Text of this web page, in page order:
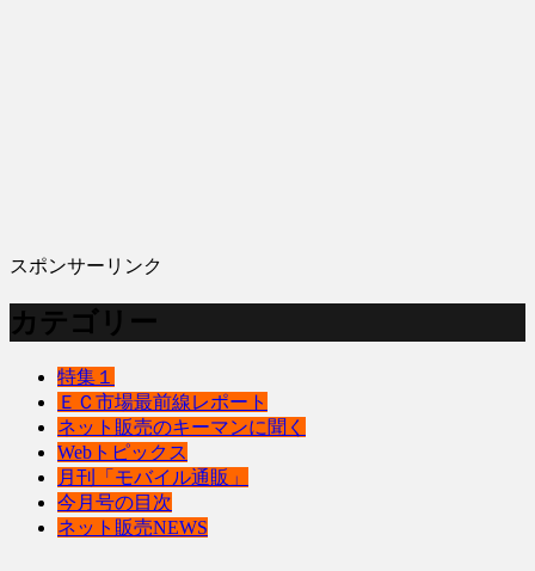
スポンサーリンク
カテゴリー
特集１
ＥＣ市場最前線レポート
ネット販売のキーマンに聞く
Webトピックス
月刊「モバイル通販」
今月号の目次
ネット販売NEWS